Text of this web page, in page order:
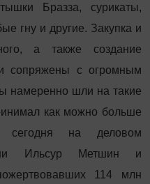
Бразза, сурикаты,
гну и другие. Закупка и
а также создание
сопряжены с огромным
намеренно шли на такие
как можно больше
сегодня на деловом
Ильсур Метшин и
114 млн